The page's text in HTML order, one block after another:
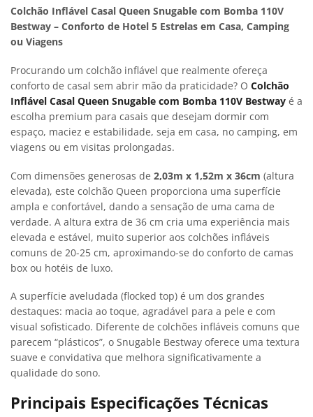
Colchão Inflável Casal Queen Snugable com Bomba 110V
Bestway – Conforto de Hotel 5 Estrelas em Casa, Camping
ou Viagens
Procurando um colchão inflável que realmente ofereça
conforto de casal sem abrir mão da praticidade? O Colchão
Inflável Casal Queen Snugable com Bomba 110V Bestway é a
escolha premium para casais que desejam dormir com
espaço, maciez e estabilidade, seja em casa, no camping, em
viagens ou em visitas prolongadas.
Com dimensões generosas de 2,03m x 1,52m x 36cm (altura
elevada), este colchão Queen proporciona uma superfície
ampla e confortável, dando a sensação de uma cama de
verdade. A altura extra de 36 cm cria uma experiência mais
elevada e estável, muito superior aos colchões infláveis
comuns de 20-25 cm, aproximando-se do conforto de camas
box ou hotéis de luxo.
A superfície aveludada (flocked top) é um dos grandes
destaques: macia ao toque, agradável para a pele e com
visual sofisticado. Diferente de colchões infláveis comuns que
parecem “plásticos”, o Snugable Bestway oferece uma textura
suave e convidativa que melhora significativamente a
qualidade do sono.
Principais Especificações Técnicas